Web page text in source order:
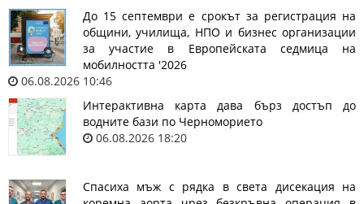
До 15 септември е срокът за регистрация на
общини, училища, НПО и бизнес организации
за участие в Европейската седмица на
мобилността '2026
06.08.2026 10:46
Интерактивна карта дава бърз достъп до
водните бази по Черноморието
06.08.2026 18:20
Спасиха мъж с рядка в света дисекация на